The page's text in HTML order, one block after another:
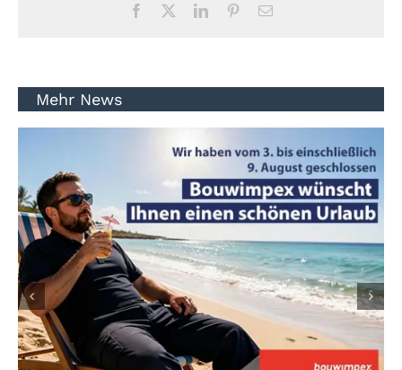
Facebook
TwitterLinkedInPinterestEmail
Mehr News